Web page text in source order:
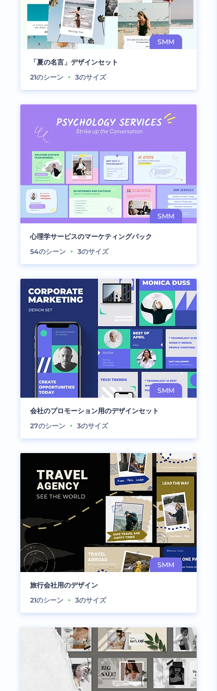
「夏の名言」デザインセット
21のシーン 3のサイズ
心理学サービスのマーケティングパック
54のシーン 3のサイズ
会社のプロモーション用のデザインセット
27のシーン 3のサイズ
旅行会社用のデザイン
21のシーン 3のサイズ